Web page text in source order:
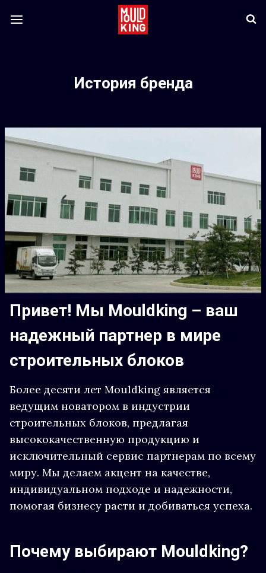
История бренда
Привет! Мы Mouldking – ваш
надежный партнер в мире
строительных блоков
Более десяти лет Mouldking является
ведущим новатором в индустрии
строительных блоков, предлагая
высококачественную продукцию и
исключительный сервис партнерам по всему
миру. Мы делаем акцент на качестве,
индивидуальном подходе и надежности,
помогая бизнесу расти и добиваться успеха.
Почему выбирают Mouldking?